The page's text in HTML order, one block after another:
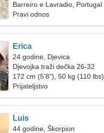
Barreiro e Lavradio, Portugal
Pravi odnos
Erica
24 godine, Djevica
Djevojka traži dečka 26-32
172 cm (5'8"), 50 kg (110 lbs)
Prijateljstvo
Luis
44 godine, Škorpion